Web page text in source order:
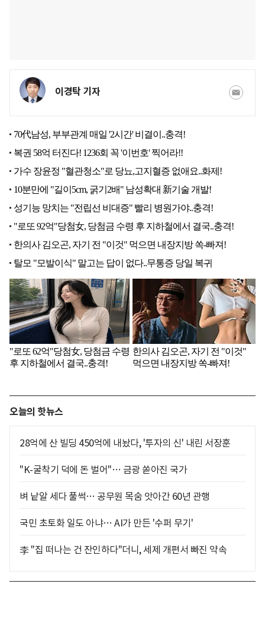
이경탁 기자
오늘의 핫뉴스
28억에 산 빌딩 450억에 내놨다, '투자의 신' 내린 서장훈
"K-굴착기 덕에 돈 벌어"… 금광 쏟아진 국가
벼 낱알 세다 풀썩… 공무원 목숨 앗아간 60년 관행
국민 초토화 일도 아냐… AI가 만든 '수퍼 무기'
李 "집 떠나는 건 잔인하다"더니, 세제 개편서 빠진 약속